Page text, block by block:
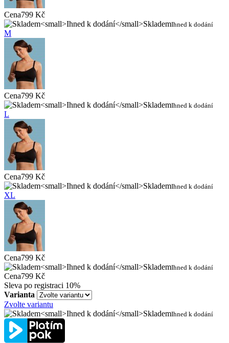
Cena799 Kč
SklademIhned k dodání
M
Cena799 Kč
SklademIhned k dodání
L
Cena799 Kč
SklademIhned k dodání
XL
Cena799 Kč
SklademIhned k dodání
Cena799 Kč
Sleva po registraci 10%
Varianta
Zvolte variantu
SklademIhned k dodání